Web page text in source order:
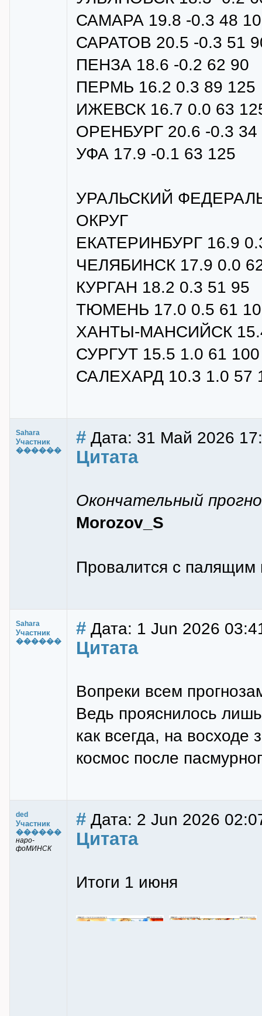
САМАРА 19.8 -0.3 48
САРАТОВ 20.5 -0.3 51
ПЕНЗА 18.6 -0.2 62 90
ПЕРМЬ 16.2 0.3 89 125
ИЖЕВСК 16.7 0.0 63
ОРЕНБУРГ 20.6 -0.3 34
УФА 17.9 -0.1 63 125
УРАЛЬСКИЙ
ОКРУГ
ЕКАТЕРИНБУРГ 16.9
ЧЕЛЯБИНСК 17.9 0.0
КУРГАН 18.2 0.3 51 95
ТЮМЕНЬ 17.0 0.5 61
ХАНТЫ-МАНСИЙСК
СУРГУТ 15.5 1.0 61 100
САЛЕХАРД 10.3 1.0 57
Sahara
Участник
������
# Дата: 31 Май 2026
Цитата
Окончательный
Morozov_S
Провалится с палящим
Sahara
Участник
������
# Дата: 1 Jun 2026
Цитата
Вопреки всем
Ведь прояснилось
как всегда, на восходе
космос после
ded
Участник
������
наро-
фоМИНСК
# Дата: 2 Jun 2026
Цитата
Итоги 1 июня